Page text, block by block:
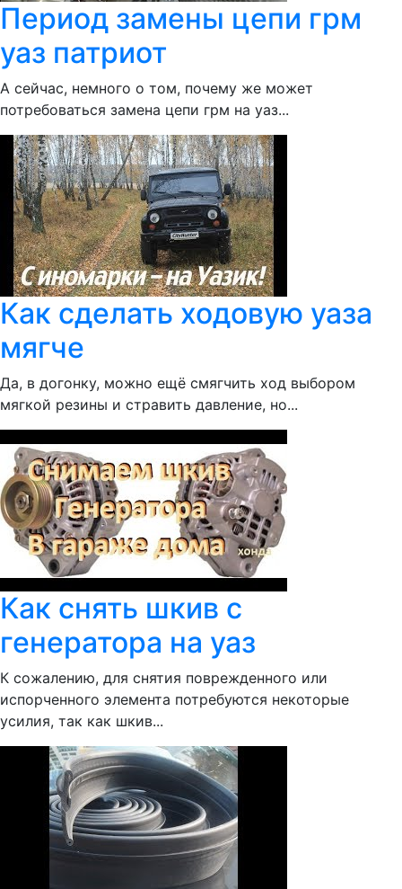
Период замены цепи грм
уаз патриот
А сейчас, немного о том, почему же может
потребоваться замена цепи грм на уаз...
Как сделать ходовую уаза
мягче
Да, в догонку, можно ещё смягчить ход выбором
мягкой резины и стравить давление, но...
Как снять шкив с
генератора на уаз
К сожалению, для снятия поврежденного или
испорченного элемента потребуются некоторые
усилия, так как шкив...